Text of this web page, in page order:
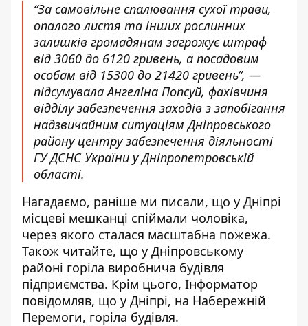
“За самовільне спалювання сухої трави,
опалого листя та інших рослинних
залишків громадянам загрожує штраф
від 3060 до 6120 гривень, а посадовим
особам від 15300 до 21420 гривень”, —
підсумувала Ангеліна Попсуй, фахівчиня
відділу забезпечення заходів з запобігання
надзвичайним ситуаціям Дніпровського
району центру забезпечення діяльності
ГУ ДСНС України у Дніпропетровській
області.
Нагадаємо, раніше ми писали, що у Дніпрі
місцеві мешканці спіймали чоловіка,
через якого сталася масштабна пожежа.
Також читайте, що у Дніпровському
районі горіла виробнича будівля
підприємства. Крім цього, Інформатор
повідомляв, що у Дніпрі, на Набережній
Перемоги, горіла будівля.